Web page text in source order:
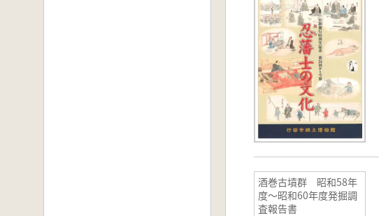
酒巻古墳群 昭和58年
度～昭和60年度発掘調
査報告書